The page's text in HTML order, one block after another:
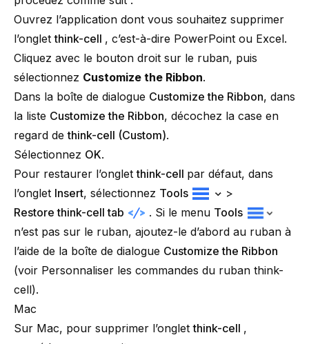
Ouvrez l’application dont vous souhaitez supprimer
l’ongletthink-cell , c’est-à-dire PowerPoint ou Excel.
Cliquez avec le bouton droit sur le ruban, puis
sélectionnez Customize the Ribbon.
Dans la boîte de dialogue Customize the Ribbon, dans
la liste Customize the Ribbon, décochez la case en
regard dethink-cell (Custom).
Sélectionnez OK.
Pour restaurer l’ongletthink-cell par défaut, dans
l’onglet Insert, sélectionnez Tools
>
Restore think-cell tab
. Si le menu Tools
n’est pas sur le ruban, ajoutez-le d’abord au ruban à
l’aide de la boîte de dialogue Customize the Ribbon
(voir Personnaliser les commandes du ruban think-
cell).
Mac
Sur Mac, pour supprimer l’ongletthink-cell ,